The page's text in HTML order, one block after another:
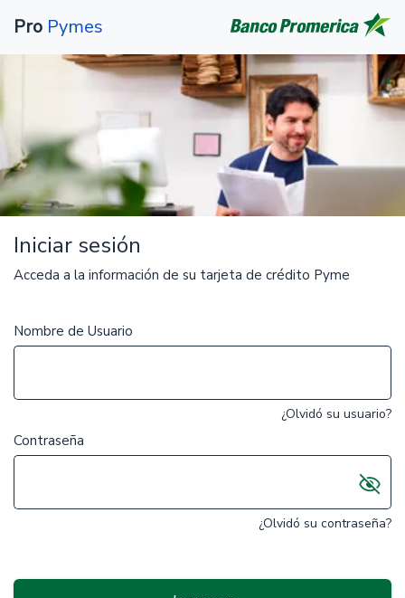
Pro Pymes
Iniciar sesión
Acceda a la información de su tarjeta de crédito Pyme
Nombre de Usuario
¿Olvidó su usuario?
Contraseña
¿Olvidó su contraseña?